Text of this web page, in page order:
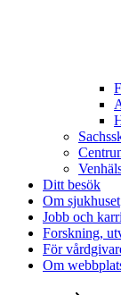
Ditt besök
Om sjukhuset
Jobb och
Forskning,
För
Om